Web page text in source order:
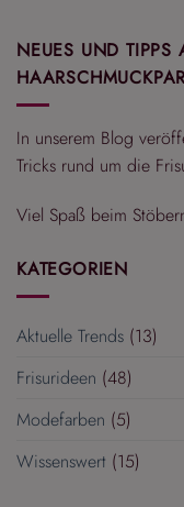
NEUES UND TIPPS
In unserem Blog
Tricks rund um die
Viel Spaß beim
KATEGORIEN
Aktuelle Trends (13)
Frisurideen (48)
Modefarben (5)
Wissenswert (15)